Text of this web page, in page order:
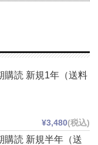
購読 新規1年（送料
¥3,480(税込)
購読 新規半年（送